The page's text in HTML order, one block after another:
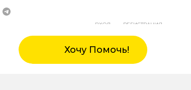
ВХОД РЕГИСТРАЦИЯ
Хочу Помочь!